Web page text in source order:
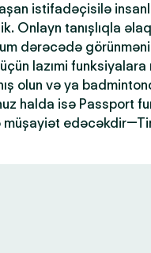
istifadəçisilə
Onlayn tanışlıqla
dərəcədə
lazımi
olun və ya
halda isə Passport